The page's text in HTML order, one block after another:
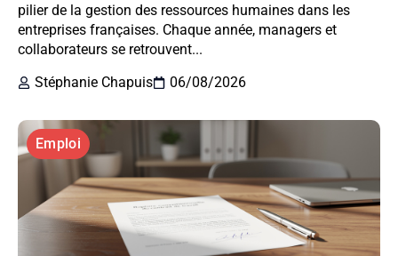
pilier de la gestion des ressources humaines dans les
entreprises françaises. Chaque année, managers et
collaborateurs se retrouvent...
Stéphanie Chapuis
06/08/2026
Emploi